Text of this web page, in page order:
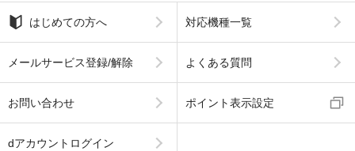
はじめての方へ 対応機種一覧
メールサービス登録/解除 よくある質問
お問い合わせ ポイント表示設定
dアカウントログイン